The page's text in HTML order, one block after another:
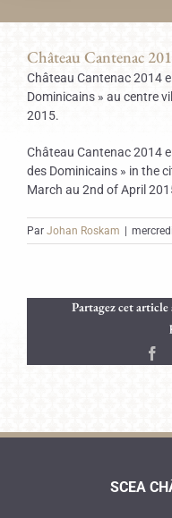
Château Cantenac
Château Cantenac 2014
Dominicains » au centre
2015.
Château Cantenac 2014
des Dominicains » in the
March au 2nd of April
Par Johan Roskam
Partagez cet article
SCEA